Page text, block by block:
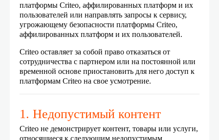
платформы Criteo, аффилированных платформ и их
пользователей или направлять запросы к сервису,
угрожающему безопасности платформы Criteo,
аффилированных платформ и их пользователей.
Criteo оставляет за собой право отказаться от
сотрудничества с партнером или на постоянной или
временной основе приостановить для него доступ к
платформам Criteo на свое усмотрение.
1. Недопустимый контент
Criteo не демонстрирует контент, товары или услуги,
относящиеся к следующим недопустимым